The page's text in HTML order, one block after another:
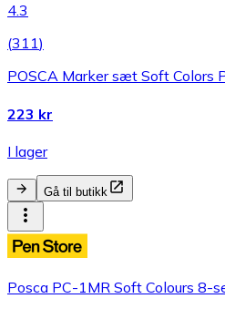
4.3
(311)
POSCA Marker sæt Soft Colors
223 kr
I lager
Gå til butikk
Posca PC-1MR Soft Colours 8-